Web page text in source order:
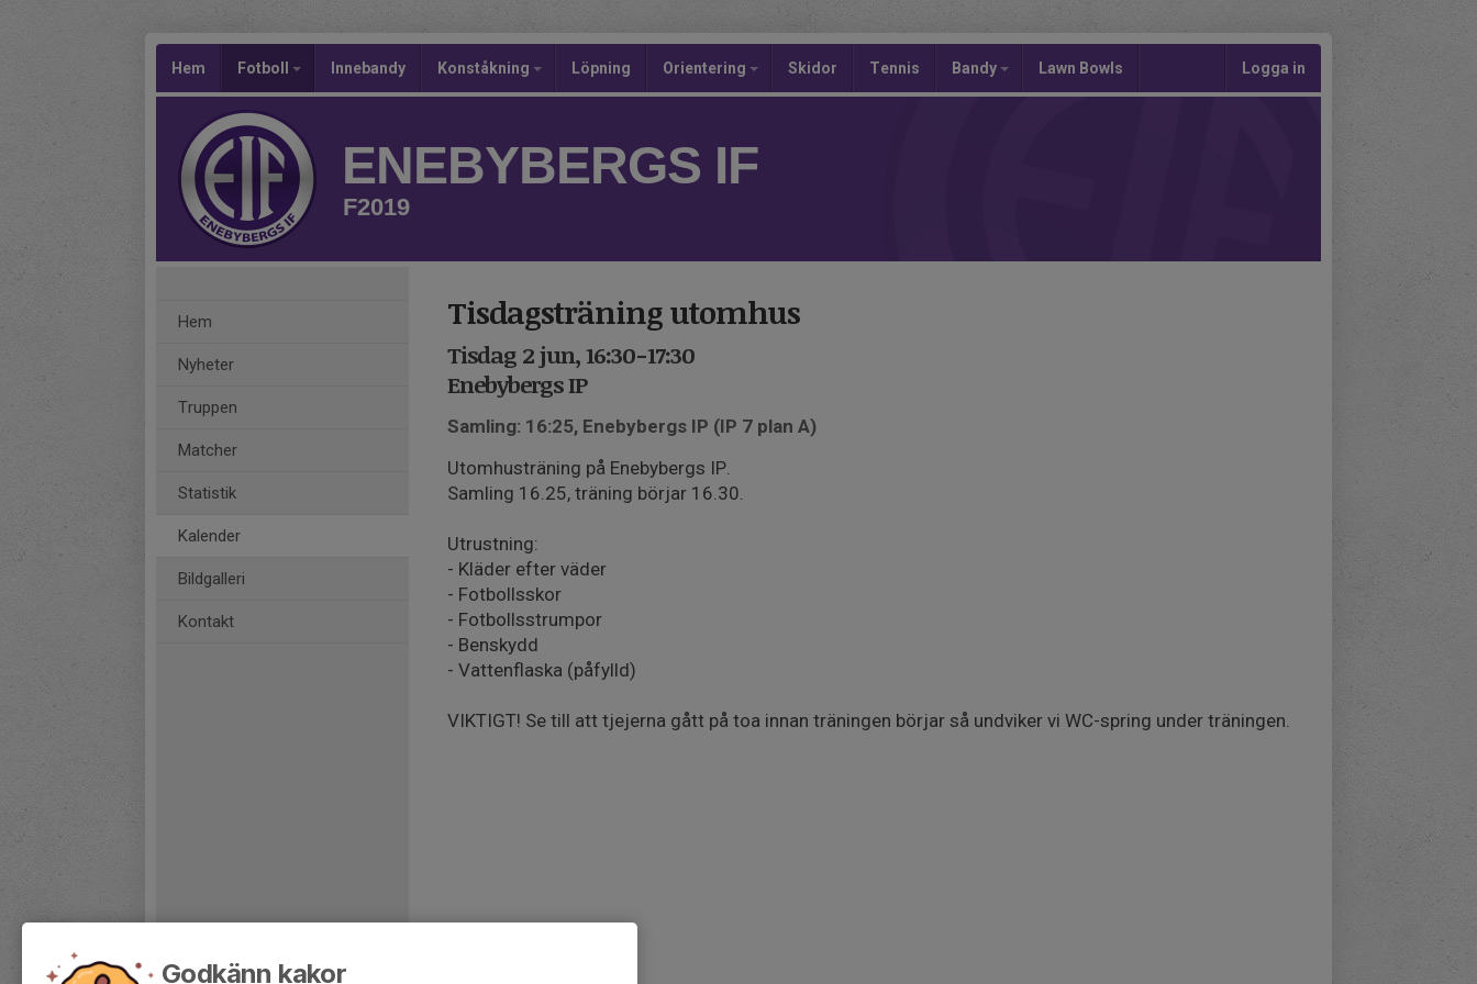
Hem Fotboll Innebandy Konståkning Löpning Orientering Skidor Tennis Bandy Lawn Bowls Logga in
ENEBYBERGS IF
F2019
Hem
Nyheter
Truppen
Matcher
Statistik
Kalender
Bildgalleri
Kontakt
Tisdagsträning utomhus
Tisdag 2 jun, 16:30-17:30
Enebybergs IP
Samling: 16:25, Enebybergs IP (IP 7 plan A)
Utomhusträning på Enebybergs IP.
Samling 16.25, träning börjar 16.30.
Utrustning:
- Kläder efter väder
- Fotbollsskor
- Fotbollsstrumpor
- Benskydd
- Vattenflaska (påfylld)
VIKTIGT! Se till att tjejerna gått på toa innan träningen börjar så undviker vi WC-spring under träningen.
Godkänn kakor